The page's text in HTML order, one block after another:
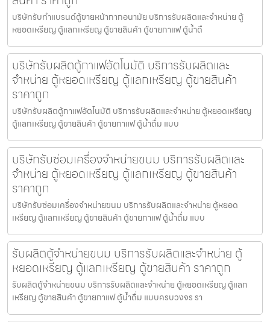
บริษัทรับทำแบรนด์ตู้ขายหน้ากากอนามัย บริการรับผลิตและจำหน่าย ตู้
หยอดเหรียญ ตู้แลกเหรียญ ตู้ขายสินค้า ตู้ขายกาแฟ ตู้น้ำดื
บริษัทรับผลิตตู้กาแฟ​อัตโนมัติ บริการรับผลิตและ
จำหน่าย ตู้หยอดเหรียญ ตู้แลกเหรียญ ตู้ขายสินค้า
ราคาถูก
บริษัทรับผลิตตู้กาแฟ​อัตโนมัติ บริการรับผลิตและจำหน่าย ตู้หยอดเหรียญ
ตู้แลกเหรียญ ตู้ขายสินค้า ตู้ขายกาแฟ ตู้น้ำดื่ม แบบ
บริษัทรับซ่อมเครื่องจำหน่ายขนม บริการรับผลิตและ
จำหน่าย ตู้หยอดเหรียญ ตู้แลกเหรียญ ตู้ขายสินค้า
ราคาถูก
บริษัทรับซ่อมเครื่องจำหน่ายขนม บริการรับผลิตและจำหน่าย ตู้หยอด
เหรียญ ตู้แลกเหรียญ ตู้ขายสินค้า ตู้ขายกาแฟ ตู้น้ำดื่ม แบบ
รับผลิตตู้จำหน่ายขนม บริการรับผลิตและจำหน่าย ตู้
หยอดเหรียญ ตู้แลกเหรียญ ตู้ขายสินค้า ราคาถูก
รับผลิตตู้จำหน่ายขนม บริการรับผลิตและจำหน่าย ตู้หยอดเหรียญ ตู้แลก
เหรียญ ตู้ขายสินค้า ตู้ขายกาแฟ ตู้น้ำดื่ม แบบครบวงจร รา